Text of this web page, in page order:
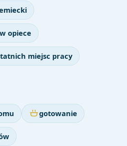
opiece
miejsc pracy
gotowanie